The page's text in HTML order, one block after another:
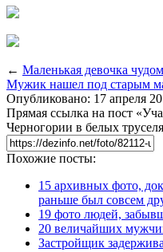
← Маленькая девочка
Мужик нашел под старым
Опубликовано: 17 апреля
Прямая ссылка на пост
Черногории в белых
Похожие посты:
15 архивных фото,
раньше был совсем
19 фото людей,
20 величайших
Застройщик